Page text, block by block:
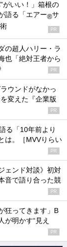
がいい！」箱根の
語る「エアー®サ
PR
の超人ハリー・ラ
也「絶対王者から
PR
ウンドがなかっ
変えた『企業版
PR
る「10年前より
は。［MVVりらい
PR
ェンド対談》初対
音で語り合った競
PR
狂ってきます」B
が明かす“見え
PR